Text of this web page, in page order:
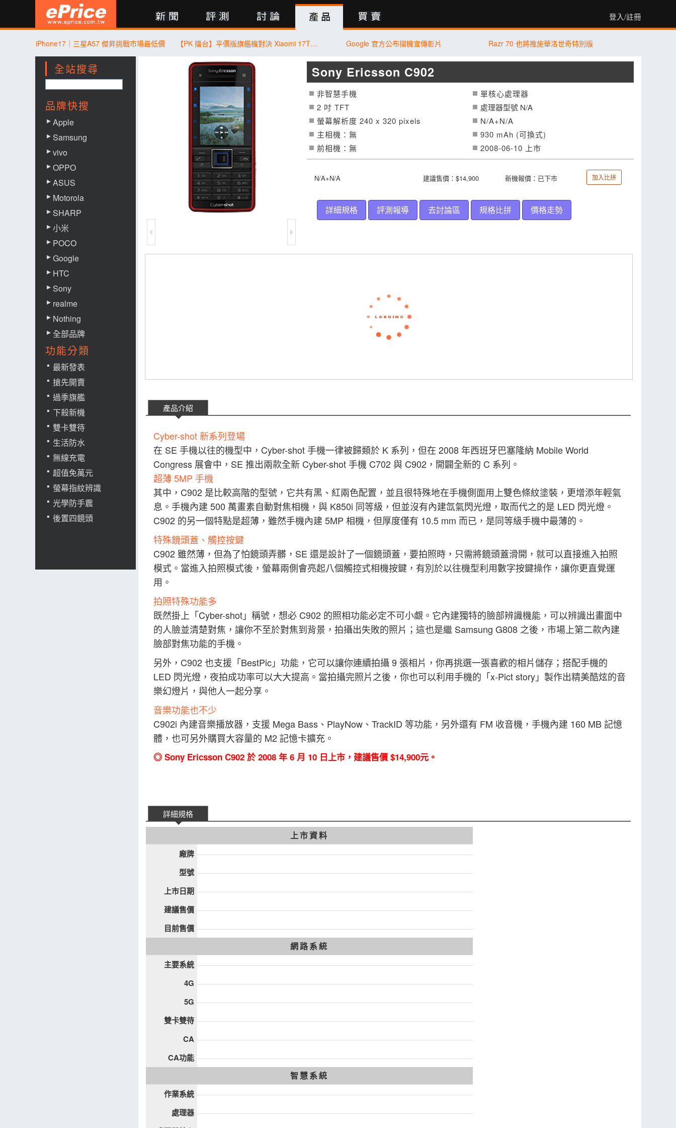
登入/註冊
評測 討論 產品 買賣 商城 登入 行動版
iPhone17｜三星A57 傑昇挑戰市場最低價 【PK 擂台】平價版旗艦機對決 Xiaomi 17T Pro V.S. vivo X300 FE Google 官方公布摺機宣傳影片 Razr 70 也將推施華洛世奇特別版
全站搜尋
品牌快搜
Apple
Samsung
vivo
OPPO
ASUS
Motorola
SHARP
小米
POCO
Google
HTC
Sony
realme
Nothing
全部品牌
功能分類
最新發表
搶先開賣
過季旗艦
下殺新機
雙卡雙待
生活防水
無線充電
超值免萬元
螢幕指紋辨識
光學防手震
後置四鏡頭
Sony Ericsson C902
非智慧手機
單核心處理器
2 吋 TFT
處理器型號 N/A
螢幕解析度 240 x 320 pixels
N/A+N/A
主相機：無
930 mAh (可換式)
前相機：無
2008-06-10 上市
N/A+N/A 建議售價：$14,900 新機報價：已下市 加入比拼
詳細規格 評測報導 去討論區 規格比拼 價格走勢
產品介紹
Cyber-shot 新系列登場
在 SE 手機以往的機型中，Cyber-shot 手機一律被歸類於 K 系列，但在 2008 年西班牙巴塞隆納 Mobile World
Congress 展會中，SE 推出兩款全新 Cyber-shot 手機 C702 與 C902，開闢全新的 C 系列。
超薄 5MP 手機
其中，C902 是比較高階的型號，它共有黑、紅兩色配置，並且很特殊地在手機側面用上雙色條紋塗裝，更增添年輕氣
息。手機內建 500 萬畫素自動對焦相機，與 K850i 同等級，但並沒有內建氙氣閃光燈，取而代之的是 LED 閃光燈。
C902 的另一個特點是超薄，雖然手機內建 5MP 相機，但厚度僅有 10.5 mm 而已，是同等級手機中最薄的。
特殊鏡頭蓋、觸控按鍵
C902 雖然薄，但為了怕鏡頭弄髒，SE 還是設計了一個鏡頭蓋，要拍照時，只需將鏡頭蓋滑開，就可以直接進入拍照
模式。當進入拍照模式後，螢幕兩側會亮起八個觸控式相機按鍵，有別於以往機型利用數字按鍵操作，讓你更直覺運
用。
拍照特殊功能多
既然掛上「Cyber-shot」稱號，想必 C902 的照相功能必定不可小覷。它內建獨特的臉部辨識機能，可以辨識出畫面中
的人臉並清楚對焦，讓你不至於對焦到背景，拍攝出失敗的照片；這也是繼 Samsung G808 之後，市場上第二款內建
臉部對焦功能的手機。
另外，C902 也支援「BestPic」功能，它可以讓你連續拍攝 9 張相片，你再挑選一張喜歡的相片儲存；搭配手機的
LED 閃光燈，夜拍成功率可以大大提高。當拍攝完照片之後，你也可以利用手機的「x-Pict story」製作出精美酷炫的音
樂幻燈片，與他人一起分享。
音樂功能也不少
C902i 內建音樂播放器，支援 Mega Bass、PlayNow、TrackID 等功能，另外還有 FM 收音機，手機內建 160 MB 記憶
體，也可另外購買大容量的 M2 記憶卡擴充。
◎ Sony Ericsson C902 於 2008 年 6 月 10 日上市，建議售價 $14,900元。
詳細規格
上市資料
廠牌
型號
上市日期
建議售價
目前售價
網路系統
主要系統
4G
5G
雙卡雙待
CA
CA功能
智慧系統
作業系統
處理器